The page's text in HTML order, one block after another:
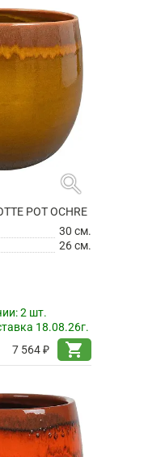
search
POT OCHRE
30 см.
26 см.
2 шт.
18.08.26г.
7 564 ₽
shopping_cart